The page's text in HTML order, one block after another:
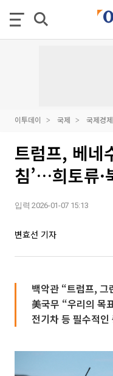
이투데이 국제 국제경제
트럼프, 베네
침’…희토류·
입력 2026-01-07 15:13
변효선 기자
백악관 “트럼프, 그
美국무 “우리의 목
전기차 등 필수적